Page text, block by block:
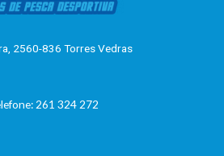
2560-836 Torres Vedras
261 324 272